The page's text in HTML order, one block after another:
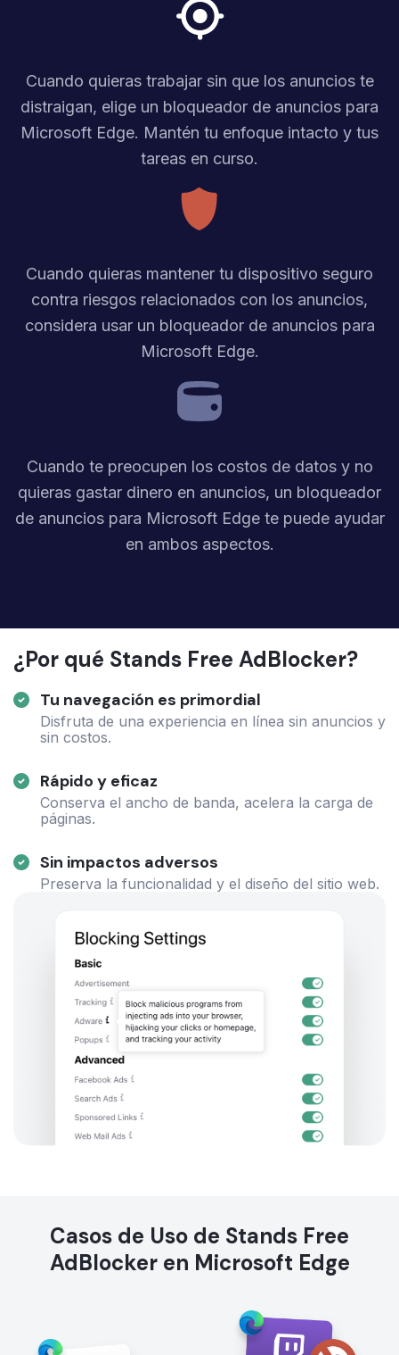
Cuando quieras trabajar sin que los anuncios te
distraigan, elige un bloqueador de anuncios para
Microsoft Edge. Mantén tu enfoque intacto y tus
tareas en curso.
Cuando quieras mantener tu dispositivo seguro
contra riesgos relacionados con los anuncios,
considera usar un bloqueador de anuncios para
Microsoft Edge.
Cuando te preocupen los costos de datos y no
quieras gastar dinero en anuncios, un bloqueador
de anuncios para Microsoft Edge te puede ayudar
en ambos aspectos.
¿Por qué Stands Free AdBlocker?
Tu navegación es primordial
Disfruta de una experiencia en línea sin anuncios y
sin costos.
Rápido y eficaz
Conserva el ancho de banda, acelera la carga de
páginas.
Sin impactos adversos
Preserva la funcionalidad y el diseño del sitio web.
Casos de Uso de Stands Free
AdBlocker en Microsoft Edge